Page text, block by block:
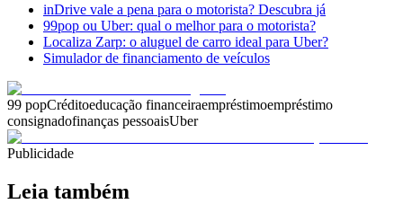
inDrive vale a pena para o motorista? Descubra já
99pop ou Uber: qual o melhor para o motorista?
Localiza Zarp: o aluguel de carro ideal para Uber?
Simulador de financiamento de veículos
99 popCréditoeducação financeiraempréstimoempréstimo
consignadofinanças pessoaisUber
Publicidade
Leia também